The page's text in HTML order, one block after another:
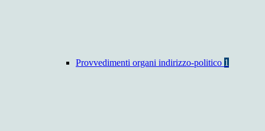
Provvedimenti organi indirizzo-politico 1